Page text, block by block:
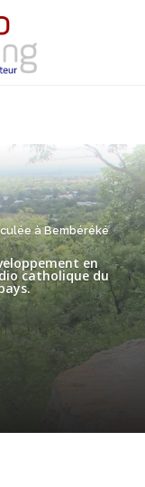
à Bembéréké
en
catholique du